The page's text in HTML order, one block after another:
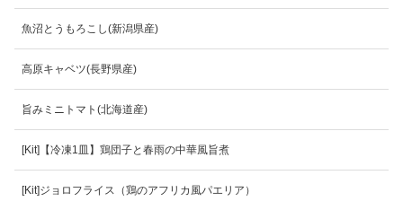
魚沼とうもろこし(新潟県産)
高原キャベツ(長野県産)
旨みミニトマト(北海道産)
[Kit]【冷凍1皿】鶏団子と春雨の中華風旨煮
[Kit]ジョロフライス（鶏のアフリカ風パエリア）